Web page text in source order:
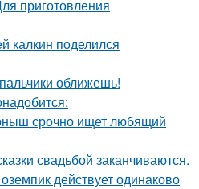
приготовления
калкин поделился
оближешь!
срочно ищет любящий
свадьбой заканчиваются.
действует одинаково